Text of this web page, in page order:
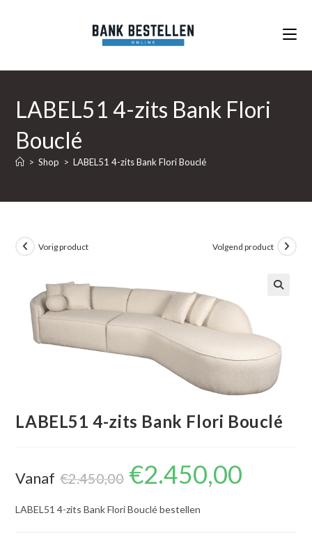
LABEL51 4-zits Bank Flori
Bouclé
> Shop > LABEL51 4-zits Bank Flori Bouclé
Vorig product Volgend product
LABEL51 4-zits Bank Flori Bouclé
Vanaf €2.450,00
Oorspronkelijke
prijs
was:
€2.450,00
LABEL51 4-zits Bank Flori Bouclé bestellen